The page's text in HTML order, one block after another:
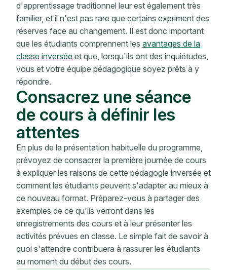
d'apprentissage traditionnel leur est également très
familier, et il n'est pas rare que certains expriment des
réserves face au changement. Il est donc important
que les étudiants comprennent les avantages de la
classe inversée et que, lorsqu'ils ont des inquiétudes,
vous et votre équipe pédagogique soyez prêts à y
répondre.
Consacrez une séance
de cours à définir les
attentes
En plus de la présentation habituelle du programme,
prévoyez de consacrer la première journée de cours
à expliquer les raisons de cette pédagogie inversée et
comment les étudiants peuvent s'adapter au mieux à
ce nouveau format. Préparez-vous à partager des
exemples de ce qu'ils verront dans les
enregistrements des cours et à leur présenter les
activités prévues en classe. Le simple fait de savoir à
quoi s'attendre contribuera à rassurer les étudiants
au moment du début des cours.